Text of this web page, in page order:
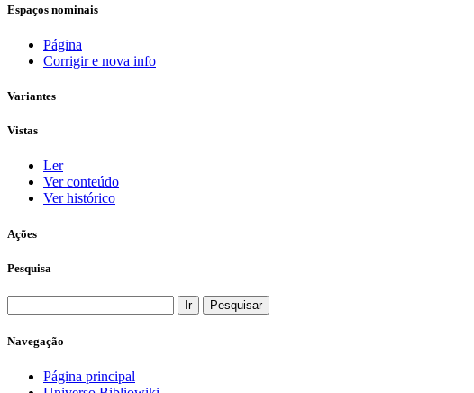
Espaços nominais
Página
Corrigir e nova info
Variantes
Vistas
Ler
Ver conteúdo
Ver histórico
Ações
Pesquisa
Navegação
Página principal